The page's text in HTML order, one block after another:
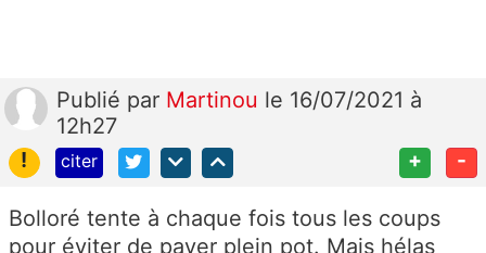
Publié par Martinou le 16/07/2021 à
12h27
!
citer + -
Bolloré tente à chaque fois tous les coups
pour éviter de payer plein pot. Mais hélas